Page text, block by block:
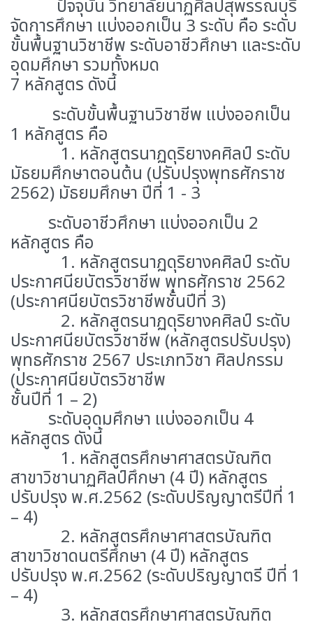
ปัจจุบัน วิทยาลัยนาฏศิลปสุพรรณบุรี
จัดการศึกษา แบ่งออกเป็น 3 ระดับ คือ ระดับ
ขั้นพื้นฐานวิชาชีพ ระดับอาชีวศึกษา และระดับ
อุดมศึกษา รวมทั้งหมด
7 หลักสูตร ดังนี้
ระดับขั้นพื้นฐานวิชาชีพ แบ่งออกเป็น
1 หลักสูตร คือ
1. หลักสูตรนาฏดุริยางคศิลป์ ระดับ
มัธยมศึกษาตอนต้น (ปรับปรุงพุทธศักราช
2562) มัธยมศึกษา ปีที่ 1 - 3
ระดับอาชีวศึกษา แบ่งออกเป็น 2
หลักสูตร คือ
1. หลักสูตรนาฏดุริยางคศิลป์ ระดับ
ประกาศนียบัตรวิชาชีพ พุทธศักราช 2562
(ประกาศนียบัตรวิชาชีพชั้นปีที่ 3)
2. หลักสูตรนาฏดุริยางคศิลป์ ระดับ
ประกาศนียบัตรวิชาชีพ (หลักสูตรปรับปรุง)
พุทธศักราช 2567 ประเภทวิชา ศิลปกรรม
(ประกาศนียบัตรวิชาชีพ
ชั้นปีที่ 1 – 2)
ระดับอุดมศึกษา แบ่งออกเป็น 4
หลักสูตร ดังนี้
1. หลักสูตรศึกษาศาสตรบัณฑิต
สาขาวิชานาฏศิลป์ศึกษา (4 ปี) หลักสูตร
ปรับปรุง พ.ศ.2562 (ระดับปริญญาตรีปีที่ 1
– 4)
2. หลักสูตรศึกษาศาสตรบัณฑิต
สาขาวิชาดนตรีศึกษา (4 ปี) หลักสูตร
ปรับปรุง พ.ศ.2562 (ระดับปริญญาตรี ปีที่ 1
– 4)
3. หลักสูตรศึกษาศาสตรบัณฑิต